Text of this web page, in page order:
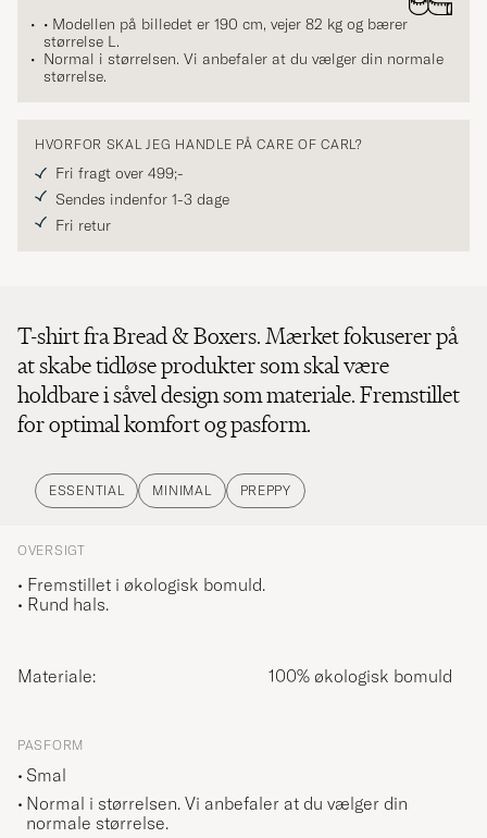
• Modellen på billedet er 190 cm, vejer 82 kg og bærer
størrelse L.
Normal i størrelsen. Vi anbefaler at du vælger din normale
størrelse.
HVORFOR SKAL JEG HANDLE PÅ CARE OF CARL?
Fri fragt over 499;-
Sendes indenfor 1-3 dage
Fri retur
T-shirt fra Bread & Boxers. Mærket fokuserer på
at skabe tidløse produkter som skal være
holdbare i såvel design som materiale. Fremstillet
for optimal komfort og pasform.
ESSENTIAL MINIMAL PREPPY
OVERSIGT
• Fremstillet i økologisk bomuld.
• Rund hals.
Materiale: 100% økologisk bomuld
PASFORM
Smal
Normal i størrelsen. Vi anbefaler at du vælger din
normale størrelse.